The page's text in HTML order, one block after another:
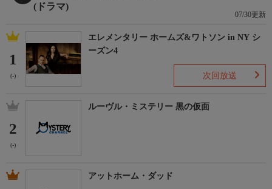
(ドラマ)
07/30更新
1
(-)
エレメンタリー ホームズ&ワトソン in NY シ
ーズン4
次回放送
2
(-)
ルーヴル・ミステリー 黒の仮面
アットホーム・ダッド